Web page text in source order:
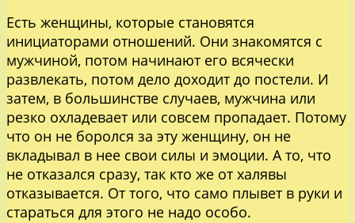
Есть женщины, которые становятся
инициаторами отношений. Они знакомятся с
мужчиной, потом начинают его всячески
развлекать, потом дело доходит до постели. И
затем, в большинстве случаев, мужчина или
резко охладевает или совсем пропадает. Потому
что он не боролся за эту женщину, он не
вкладывал в нее свои силы и эмоции. А то, что
не отказался сразу, так кто же от халявы
отказывается. От того, что само плывет в руки и
стараться для этого не надо особо.